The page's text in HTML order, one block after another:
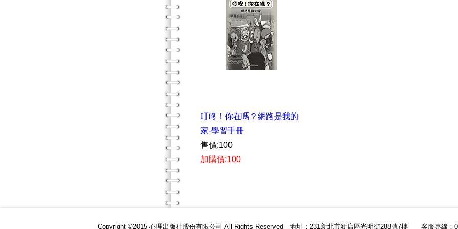
叮咚！你在嗎？網路是我的
家-學習手冊
售價:100
加購價:100
Copyright ©2015 心理出版社股份有限公司 All Rights Reserved 地址：231新北市新店區光明街288號7樓 客服專線